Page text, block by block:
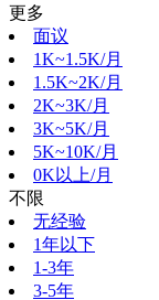
更多
面议
1K~1.5K/月
1.5K~2K/月
2K~3K/月
3K~5K/月
5K~10K/月
0K以上/月
不限
无经验
1年以下
1-3年
3-5年